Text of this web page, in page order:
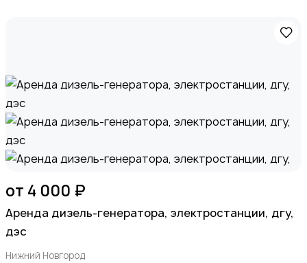
от 4 000 ₽
Apeндa дизель-генератора, элeктрoстанции, дгу,
дэc
Нижний Новгород